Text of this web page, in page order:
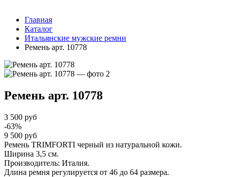
Главная
Каталог
Итальянские мужские ремни
Ремень арт. 10778
Ремень арт. 10778
3 500 руб
-63%
9 500 руб
Ремень TRIMFORTI черный из натуральной кожи.
Ширина 3,5 см.
Производитель: Италия.
Длина ремня регулируется от 46 до 64 размера.